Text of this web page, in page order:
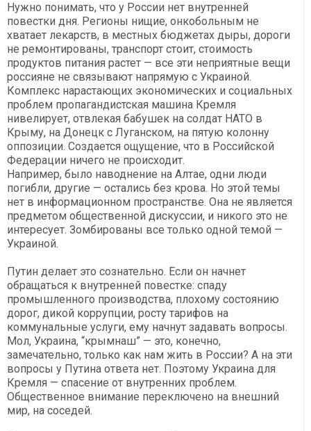
Нужно понимать, что у России нет внутренней
повестки дня. Регионы нищие, онкобольным не
хватает лекарств, в местных бюджетах дыры, дороги
не ремонтированы, транспорт стоит, стоимость
продуктов питания растет — все эти неприятные вещи
россияне не связывают напрямую с Украиной.
Комплекс нарастающих экономических и социальных
проблем пропагандистская машина Кремля
нивелирует, отвлекая бабушек на солдат НАТО в
Крыму, на Донецк с Луганском, на пятую колонну
оппозиции. Создается ощущение, что в Российской
Федерации ничего не происходит.
Например, было наводнение на Алтае, одни люди
погибли, другие — остались без крова. Но этой темы
нет в информационном пространстве. Она не является
предметом общественной дискуссии, и никого это не
интересует. Зомбированы все только одной темой —
Украиной.
Путин делает это сознательно. Если он начнет
обращаться к внутренней повестке: спаду
промышленного производства, плохому состоянию
дорог, дикой коррупции, росту тарифов на
коммунальные услуги, ему начнут задавать вопросы.
Мол, Украина, “крымнаш” — это, конечно,
замечательно, только как нам жить в России? А на эти
вопросы у Путина ответа нет. Поэтому Украина для
Кремля — спасение от внутренних проблем.
Общественное внимание переключено на внешний
мир, на соседей.